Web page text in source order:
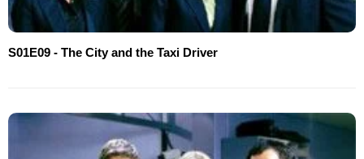
S01E09 - The City and the Taxi Driver